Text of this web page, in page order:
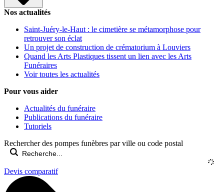
Nos actualités
Saint-Juéry-le-Haut : le cimetière se métamorphose pour
retrouver son éclat
Un projet de construction de crématorium à Louviers
Quand les Arts Plastiques tissent un lien avec les Arts
Funéraires
Voir toutes les actualités
Pour vous aider
Actualités du funéraire
Publications du funéraire
Tutoriels
Rechercher des pompes funèbres par ville ou code postal
Devis comparatif